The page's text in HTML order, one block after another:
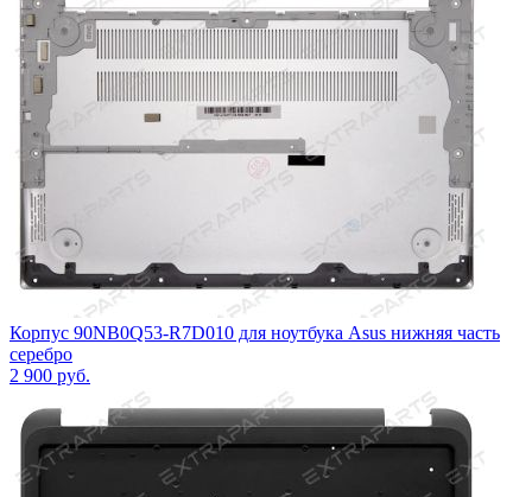
Корпус 90NB0Q53-R7D010 для ноутбука Asus нижняя часть
серебро
2 900 руб.